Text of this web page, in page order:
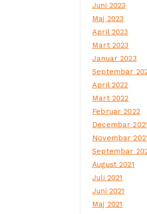
Juni 2023
Maj 2023
April 2023
Mart 2023
Januar 2023
Septembar
April 2022
Mart 2022
Februar 2022
Decembar 2021
Novembar
Septembar
August 2021
Juli 2021
Juni 2021
Maj 2021